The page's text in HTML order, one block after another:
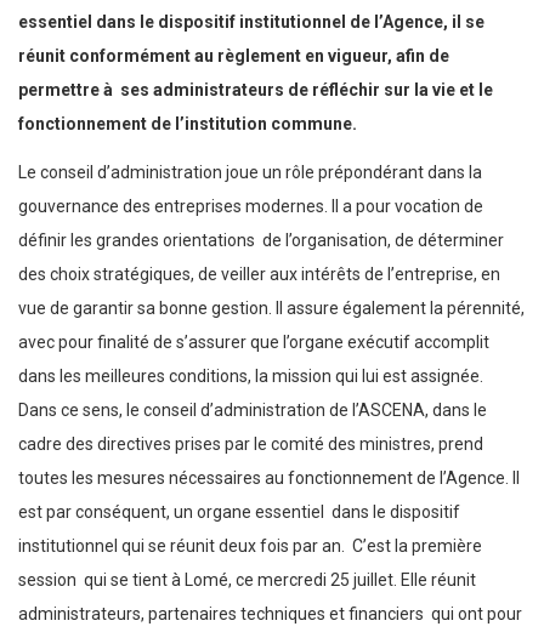
essentiel dans le dispositif institutionnel de l’Agence, il se
réunit conformément au règlement en vigueur, afin de
permettre à ses administrateurs de réfléchir sur la vie et le
fonctionnement de l’institution commune.
Le conseil d’administration joue un rôle prépondérant dans la
gouvernance des entreprises modernes. Il a pour vocation de
définir les grandes orientations de l’organisation, de déterminer
des choix stratégiques, de veiller aux intérêts de l’entreprise, en
vue de garantir sa bonne gestion. Il assure également la pérennité,
avec pour finalité de s’assurer que l’organe exécutif accomplit
dans les meilleures conditions, la mission qui lui est assignée.
Dans ce sens, le conseil d’administration de l’ASCENA, dans le
cadre des directives prises par le comité des ministres, prend
toutes les mesures nécessaires au fonctionnement de l’Agence. Il
est par conséquent, un organe essentiel dans le dispositif
institutionnel qui se réunit deux fois par an. C’est la première
session qui se tient à Lomé, ce mercredi 25 juillet. Elle réunit
administrateurs, partenaires techniques et financiers qui ont pour